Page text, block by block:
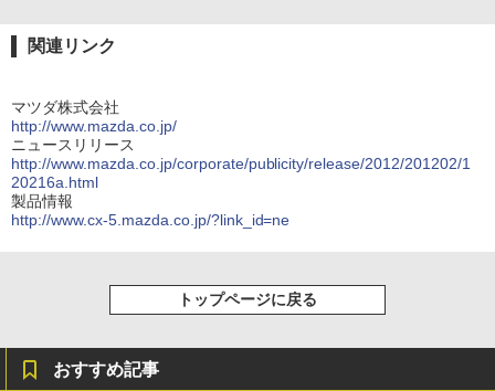
関連リンク
マツダ株式会社
http://www.mazda.co.jp/
ニュースリリース
http://www.mazda.co.jp/corporate/publicity/release/2012/201202/1
20216a.html
製品情報
http://www.cx-5.mazda.co.jp/?link_id=ne
トップページに戻る
おすすめ記事